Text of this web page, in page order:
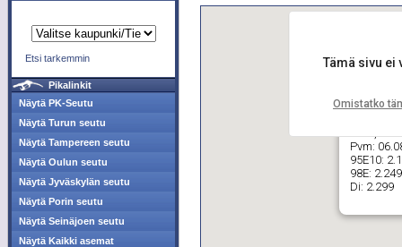
Etsi tarkemmin
Pikalinkit
Näytä PK-Seutu
Näytä Turun seutu
Näytä Tampereen seutu
Näytä Oulun seutu
Näytä Jyväskylän seutu
Näytä Porin seutu
Näytä Seinäjoen seutu
Näytä Kaikki asemat
Pvm:
95E10:
98E: 2.249
Di: 2.299
Tämä sivu ei
Omistatko